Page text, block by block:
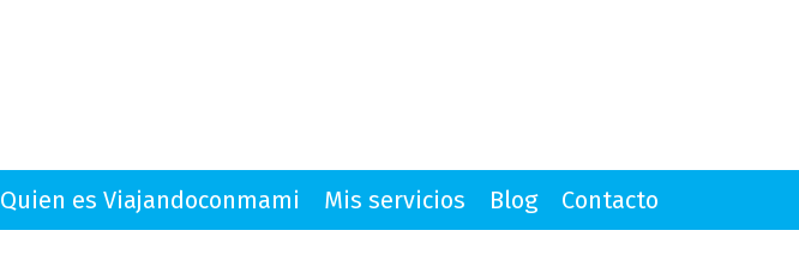
Quien es Viajandoconmami Mis servicios Blog Contacto